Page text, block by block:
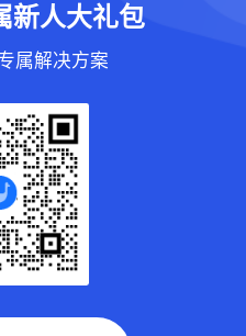
新人大礼包
属解决方案